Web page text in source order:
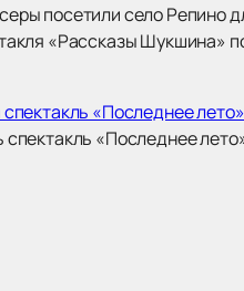
посетили село Репино
«Рассказы Шукшина»
«Последнее лето»
«Последнее